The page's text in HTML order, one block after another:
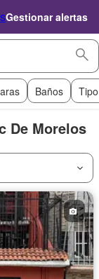
Gestionar alertas
Baños
De Morelos